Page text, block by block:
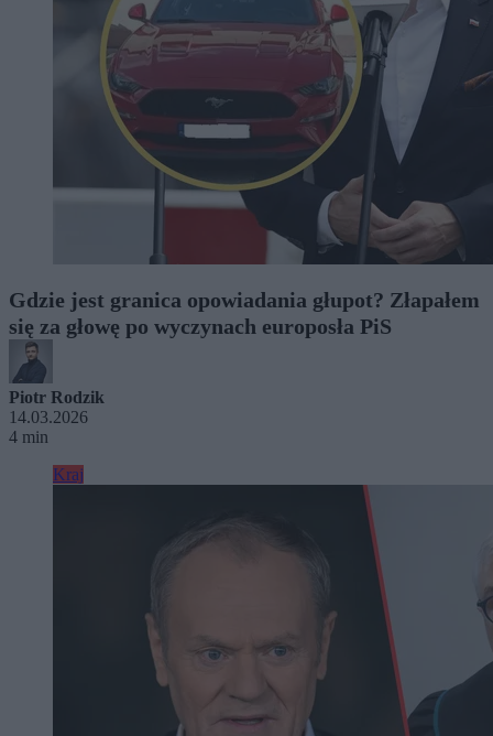
Gdzie jest granica opowiadania głupot? Złapałem
się za głowę po wyczynach europosła PiS
Piotr Rodzik
14.03.2026
4 min
Kraj